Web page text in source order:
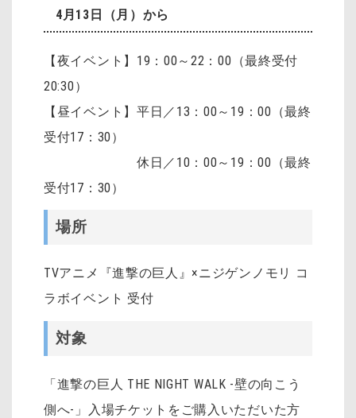
4月13日（月）から
【夜イベント】19：00～22：00（最終受付
20:30）
【昼イベント】平日／13：00～19：00（最終
受付17：30）
休日／10：00～19：00（最終
受付17：30）
場所
TVアニメ『進撃の巨人』×ニジゲンノモリ コ
ラボイベント 受付
対象
「進撃の巨人 THE NIGHT WALK -壁の向こう
側へ-」入場チケットをご購入いただいた方